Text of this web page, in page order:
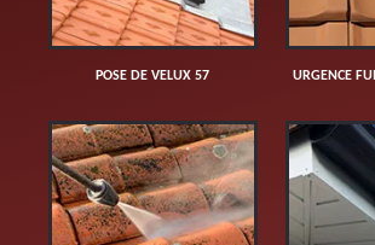
POSE DE VELUX 57 URGENCE